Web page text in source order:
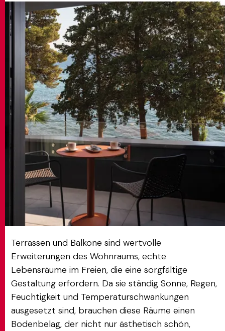
MAGAZINE
KONTAKTE
MATCH APP
SUCHEN
RESERVIERTER BEREICH
Terrassen und Balkone sind wertvolle
Erweiterungen des Wohnraums, echte
Lebensräume im Freien, die eine sorgfältige
Gestaltung erfordern. Da sie ständig Sonne, Regen,
Feuchtigkeit und Temperaturschwankungen
ausgesetzt sind, brauchen diese Räume einen
Bodenbelag, der nicht nur ästhetisch schön,